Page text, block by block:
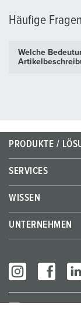
Häufige Fragen
Welche
PRODUKTE /
SERVICES
WISSEN
UNTERNEHMEN